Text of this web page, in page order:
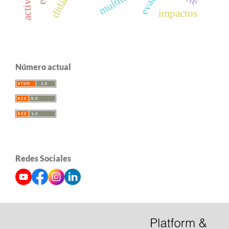
impactos
Número actual
Redes Sociales